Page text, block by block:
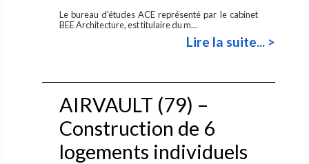
Le bureau d'études ACE représenté par le cabinet
BEE Architecture, est titulaire du m...
Lire la suite... >
AIRVAULT (79) –
Construction de 6
logements individuels